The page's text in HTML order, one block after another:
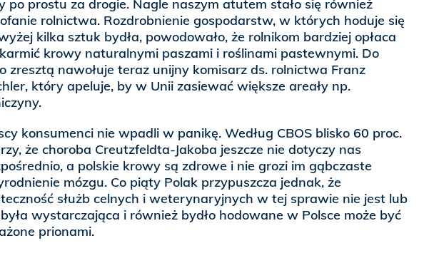
po prostu za drogie. Nagle naszym atutem stało się również
rolnictwa. Rozdrobnienie gospodarstw, w których hoduje się
kilka sztuk bydła, powodowało, że rolnikom bardziej opłaca
krowy naturalnymi paszami i roślinami pastewnymi. Do
zresztą nawołuje teraz unijny komisarz ds. rolnictwa Franz
który apeluje, by w Unii zasiewać większe areały np.
konsumenci nie wpadli w panikę. Według CBOS blisko 60 proc.
że choroba Creutzfeldta-Jakoba jeszcze nie dotyczy nas
a polskie krowy są zdrowe i nie grozi im gąbczaste
mózgu. Co piąty Polak przypuszcza jednak, że
służb celnych i weterynaryjnych w tej sprawie nie jest lub
wystarczająca i również bydło hodowane w Polsce może być
prionami.